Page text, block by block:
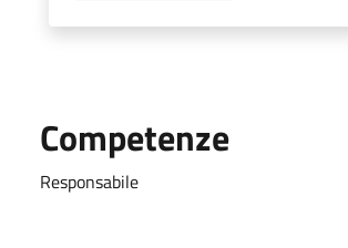
Competenze
Responsabile